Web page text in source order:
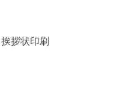
拶状印刷